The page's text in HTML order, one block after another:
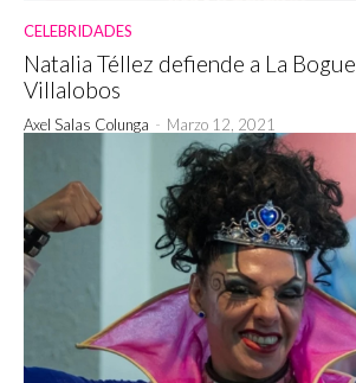
CELEBRIDADES
Natalia Téllez defiende a La
Villalobos
Axel Salas Colunga - Marzo 12, 2021